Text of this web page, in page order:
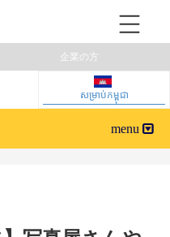
សម្រាប់កម្ពុជា
企業の方